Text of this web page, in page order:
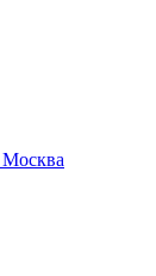
Москва